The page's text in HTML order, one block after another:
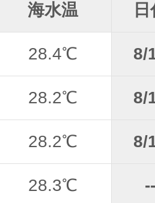
海水温
28.4℃ 8/
28.2℃ 8/
28.2℃ 8/
28.3℃ --